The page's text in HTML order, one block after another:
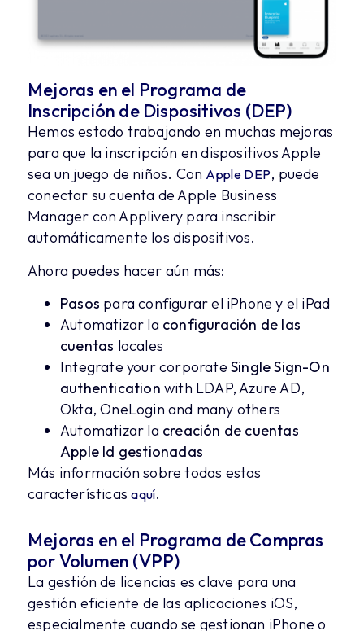
Mejoras en el Programa de
Inscripción de Dispositivos (DEP)
Hemos estado trabajando en muchas mejoras
para que la inscripción en dispositivos Apple
sea un juego de niños. Con Apple DEP, puede
conectar su cuenta de Apple Business
Manager con Applivery para inscribir
automáticamente los dispositivos.
Ahora puedes hacer aún más:
Pasos para configurar el iPhone y el iPad
Automatizar la configuración de las
cuentas locales
Integrate your corporate Single Sign-On
authentication with LDAP, Azure AD,
Okta, OneLogin and many others
Automatizar la creación de cuentas
Apple Id gestionadas
Más información sobre todas estas
característicasaquí.
Mejoras en el Programa de Compras
por Volumen (VPP)
La gestión de licencias es clave para una
gestión eficiente de las aplicaciones iOS,
especialmente cuando se gestionan iPhone o